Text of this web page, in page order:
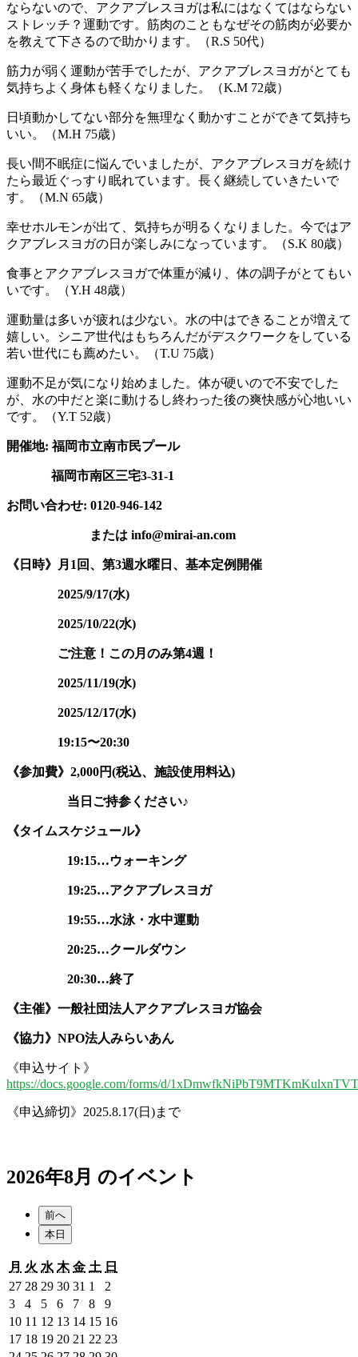
ならないので、アクアブレスヨガは私にはなくてはならない
ストレッチ？運動です。筋肉のこともなぜその筋肉が必要か
を教えて下さるので助かります。（R.S 50代）
筋力が弱く運動が苦手でしたが、アクアブレスヨガがとても
気持ちよく身体も軽くなりました。（K.M 72歳）
日頃動かしてない部分を無理なく動かすことができて気持ち
いい。（M.H 75歳）
長い間不眠症に悩んでいましたが、アクアブレスヨガを続け
たら最近ぐっすり眠れています。長く継続していきたいで
す。（M.N 65歳）
幸せホルモンが出て、気持ちが明るくなりました。今ではア
クアブレスヨガの日が楽しみになっています。（S.K 80歳）
食事とアクアブレスヨガで体重が減り、体の調子がとてもい
いです。（Y.H 48歳）
運動量は多いが疲れは少ない。水の中はできることが増えて
嬉しい。シニア世代はもちろんだがデスクワークをしている
若い世代にも薦めたい。（T.U 75歳）
運動不足が気になり始めました。体が硬いので不安でした
が、水の中だと楽に動けるし終わった後の爽快感が心地いい
です。（Y.T 52歳）
開催地:福岡市立南市民プール
福岡市南区三宅3-31-1
お問い合わせ: 0120-946-142
または info@mirai-an.com
《日時》月1 回、第3週水曜日、基本定例開催
2025/9/17(水)
2025/10/22(水)
ご注意！この月のみ第4週！
2025/11/19(水)
2025/12/17(水)
19:15〜20:30
《参加費》2,000円(税込、施設使用料込)
当日ご持参ください♪
《タイムスケジュール》
19:15…ウォーキング
19:25…アクアブレスヨガ
19:55…水泳・水中運動
20:25…クールダウン
20:30…終了
《主催》一般社団法人アクアブレスヨガ協会
《協力》NPO法人みらいあん
《申込サイト》
https://docs.google.com/forms/d/
《申込締切》2025.8.17(日)まで
2026年8月 のイベント
前へ
本日
月 月
曜
日
火 火
曜
日
水 水
曜
日
木木
曜
日
金金
曜
日
土 土
曜
日
日
272026
年
7
月
27
282026
年
7
月
28
292026
年
7
月
29
302026
年
7
月
30
31 2026
年
7
月
31
1
2026
年
8
月
1
2
年
8
月
2
32026
年
8
月
42026
年
8
月
52026
年
8
月
62026
年
8
月
72026
年
8
月
82026
年
8
月
92026
年
8
月
102026
年
8
11 2026
年
8
12 2026
年
8
132026
年
8
142026
年
8
152026
年
8
162026
8
172026
年
182026
年
192026
年
202026
年
21 2026
年
22 2026
年
232026
年